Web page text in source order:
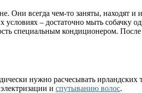
Они всегда чем-то заняты, находят
– достаточно мыть собачку
специальным кондиционером.
нужно расчесывать ирландских
и спутыванию волос.